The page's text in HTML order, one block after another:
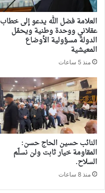
العلامة فضل الله يدعو إلى خطاب
عقلاني ووحدة وطنية ويحمّل
الدولة مسؤولية الأوضاع
المعيشية
منذ 5 ساعات
النائب حسين الحاج حسن:
المقاومة خيار ثابت ولن نسلّم
السلاح.
منذ 8 ساعات